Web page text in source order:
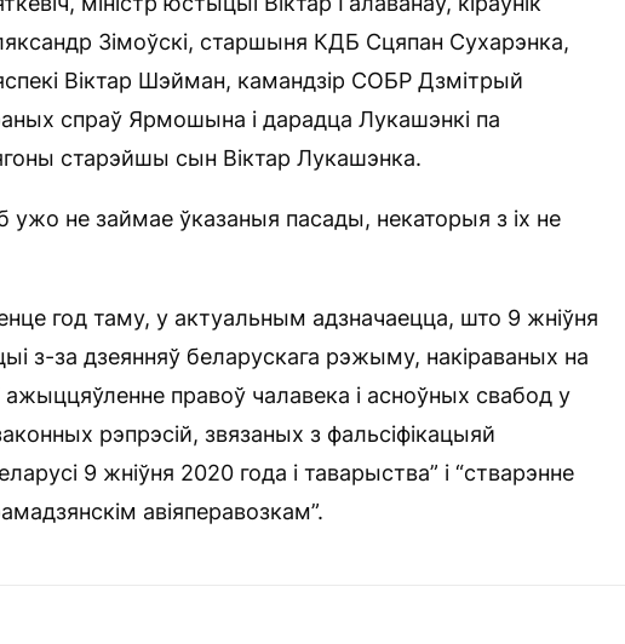
Зімоўскі, старшыня КДБ Сцяпан Сухарэнка,
Віктар Шэйман, камандзір СОБР Дзмітрый
спраў Ярмошына і дарадца Лукашэнкі па
старэйшы сын Віктар Лукашэнка.
ужо не займае ўказаныя пасады, некаторыя з іх не
год таму, у актуальным адзначаецца, што 9 жніўня
з-за дзеянняў беларускага рэжыму, накіраваных на
ажыццяўленне правоў чалавека і асноўных свабод у
рэпрэсій, звязаных з фальсіфікацыяй
9 жніўня 2020 года і таварыства” і “стварэнне
авіяперавозкам”.